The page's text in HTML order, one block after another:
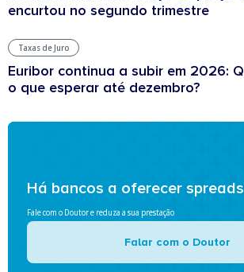
encurtou no segundo trimestre
Taxas de Juro
Euribor continua a subir em 2026:
o que esperar até dezembro?
Há bancos a oferecer
Fale com o Doutor e reduza a sua prestação
Falar com o Doutor